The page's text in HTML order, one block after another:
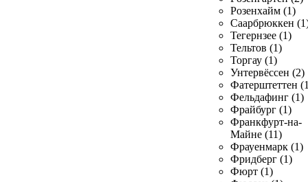
Розенхайм (1)
Саарбрюккен
Тегернзее (1)
Тельтов (1)
Торгау (1)
Унтервёссен (2)
Фатерштеттен
Фельдафинг (1)
Фрайбург (1)
Франкфурт-на-
Майне (11)
Фрауенмарк (1)
Фридберг (1)
Фюрт (1)